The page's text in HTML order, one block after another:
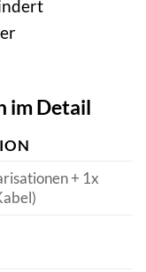
im Detail
+ 1x